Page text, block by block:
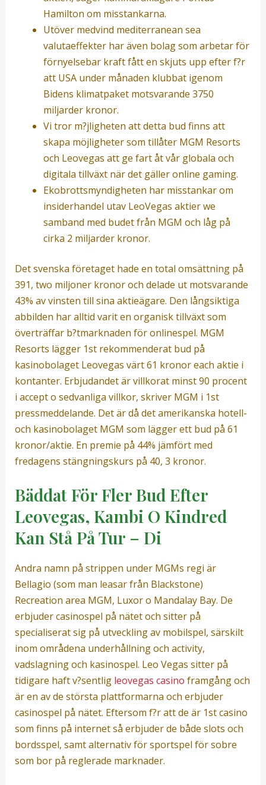
Hamilton om misstankarna.
Utöver medvind mediterranean sea
valutaeffekter har även bolag som arbetar för
förnyelsebar kraft fått en skjuts upp efter f?r
att USA under månaden klubbat igenom
Bidens klimatpaket motsvarande 3750
miljarder kronor.
Vi tror m?jligheten att detta bud finns att
skapa möjligheter som tillåter MGM Resorts
och Leovegas att ge fart åt vår globala och
digitala tillväxt när det gäller online gaming.
Ekobrottsmyndigheten har misstankar om
insiderhandel utav LeoVegas aktier we
samband med budet från MGM och låg på
cirka 2 miljarder kronor.
Det svenska företaget hade en total omsättning på
391, two miljoner kronor och delade ut motsvarande
43% av vinsten till sina aktieägare. Den långsiktiga
abbilden har alltid varit en organisk tillväxt som
överträffar b?tmarknaden för onlinespel. MGM
Resorts lägger 1st rekommenderat bud på
kasinobolaget Leovegas värt 61 kronor each aktie i
kontanter. Erbjudandet är villkorat minst 90 procent
i accept o sedvanliga villkor, skriver MGM i 1st
pressmeddelande. Det är då det amerikanska hotell-
och kasinobolaget MGM som lägger ett bud på 61
kronor/aktie. En premie på 44% jämfört med
fredagens stängningskurs på 40, 3 kronor.
Bäddat För Fler Bud Efter
Leovegas, Kambi O Kindred
Kan Stå På Tur – Di
Andra namn på strippen under MGMs regi är
Bellagio (som man leasar från Blackstone)
Recreation area MGM, Luxor o Mandalay Bay. De
erbjuder casinospel på nätet och sitter på
specialiserat sig på utveckling av mobilspel, särskilt
inom områdena underhållning och activity,
vadslagning och kasinospel. Leo Vegas sitter på
tidigare haft v?sentlig leovegas casino framgång och
är en av de största plattformarna och erbjuder
casinospel på nätet. Eftersom f?r att de är 1st casino
som finns på internet så erbjuder de både slots och
bordsspel, samt alternativ för sportspel för sobre
som bor på reglerade marknader.